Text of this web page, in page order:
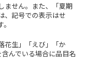
ません。また、「夏期
、記号での表示はせ
花生」「えび」「か
んでいる場合に品目名